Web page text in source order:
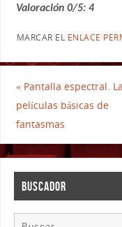
Valoración 0/5: 4
MARCAR EL ENLACE
«Pantalla espectral.
películas básicas de
fantasmas
BUSCADOR